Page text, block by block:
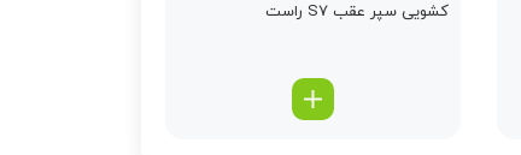
کشویی سپر عقب S7 راست